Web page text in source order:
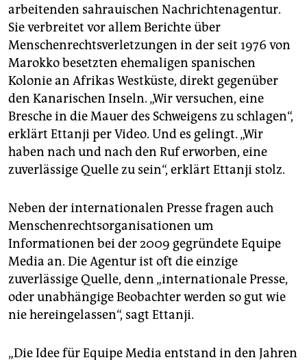
genossenschaft
epaper login
arbeitenden sahrauischen Nachrichtenagentur.
Sie verbreitet vor allem Berichte über
Menschenrechtsverletzungen in der seit 1976 von
Marokko besetzten ehemaligen spanischen
Kolonie an Afrikas Westküste, direkt gegenüber
den Kanarischen Inseln. „Wir versuchen, eine
Bresche in die Mauer des Schweigens zu schlagen“,
erklärt Ettanji per Video. Und es gelingt. „Wir
haben nach und nach den Ruf erworben, eine
zuverlässige Quelle zu sein“, erklärt Ettanji stolz.
Neben der internationalen Presse fragen auch
Menschenrechtsorganisationen um
Informationen bei der 2009 gegründete Equipe
Media an. Die Agentur ist oft die einzige
zuverlässige Quelle, denn „internationale Presse,
oder unabhängige Beobachter werden so gut wie
nie hereingelassen“, sagt Ettanji.
„Die Idee für Equipe Media entstand in den Jahren